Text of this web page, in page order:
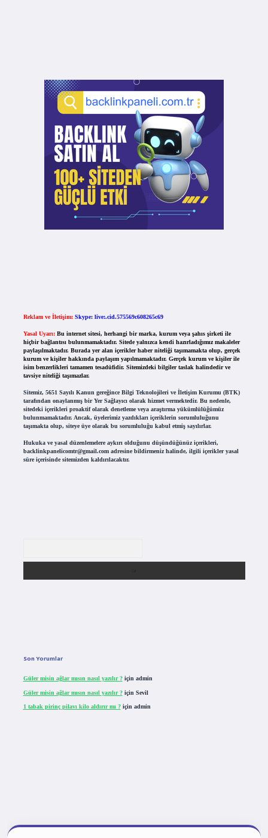
Reklam ve İletişim: Skype: live:.cid.575569c608265c69
Yasal Uyarı: Bu internet sitesi, herhangi bir marka, kurum veya şahıs şirketi ile
hiçbir bağlantısı bulunmamaktadır. Sitede yalnızca kendi hazırladığımız makaleler
paylaşılmaktadır. Burada yer alan içerikler haber niteliği taşımamakta olup, gerçek
kurum ve kişiler hakkında paylaşım yapılmamaktadır. Gerçek kurum ve kişiler ile
isim benzerlikleri tamamen tesadüfidir. Sitemizdeki bilgiler taslak halindedir ve
tavsiye niteliği taşımazlar.
Sitemiz, 5651 Sayılı Kanun gereğince Bilgi Teknolojileri ve İletişim Kurumu (BTK)
tarafından onaylanmış bir Yer Sağlayıcı olarak hizmet vermektedir. Bu nedenle,
sitedeki içerikleri proaktif olarak denetleme veya araştırma yükümlülüğümüz
bulunmamaktadır. Ancak, üyelerimiz yazdıkları içeriklerin sorumluluğunu
taşımakta olup, siteye üye olarak bu sorumluluğu kabul etmiş sayılırlar.
Hukuka ve yasal düzenlemelere aykırı olduğunu düşündüğünüz içerikleri,
backlinkpanelicomtr@gmail.comadresine bildirmeniz halinde, ilgili içerikler yasal
süre içerisinde sitemizden kaldırılacaktır.
Son Yorumlar
Güler misin ağlar mısın nasıl yazılır ?için admin
Güler misin ağlar mısın nasıl yazılır ?için Sevil
1 tabak pirinç pilavı kilo aldırır mı ?için admin